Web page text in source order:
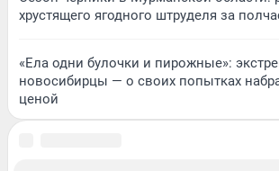
хрустящего ягодного штруделя за
«Ела одни булочки и пирожные»:
новосибирцы — о своих попытках
ценой